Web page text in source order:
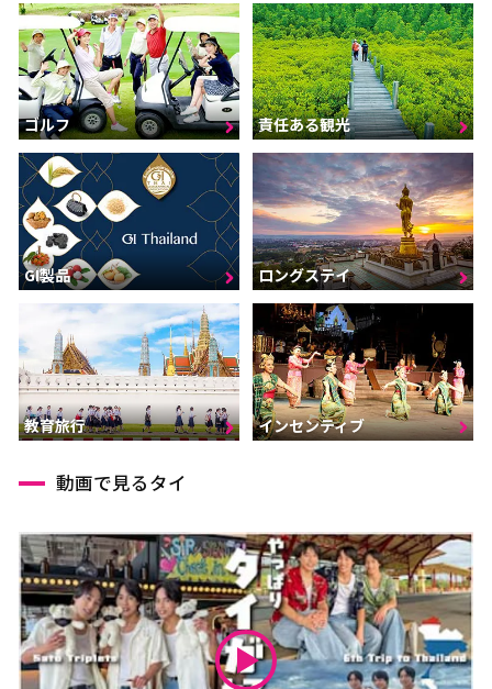
ゴルフ 責任ある観光
GI製品 ロングステイ
教育旅行 インセンティブ
動画で見るタイ